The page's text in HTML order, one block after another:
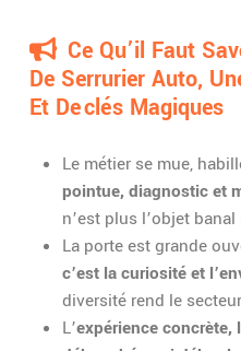
Ce Qu’il Faut
De Serrurier Auto,
Et De Clés Magiques
Le métier se mue,
pointue, diagnostic et
n’est plus l’objet
La porte est grande
c’est la curiosité et
diversité rend le
L’expérience concrète,